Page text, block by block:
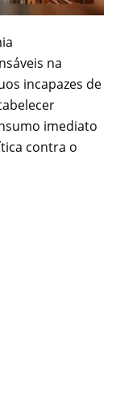
na
incapazes de
imediato
contra o